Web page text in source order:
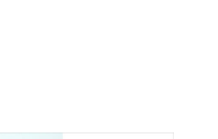
ト
プリ・ブラシ
YouTube 346